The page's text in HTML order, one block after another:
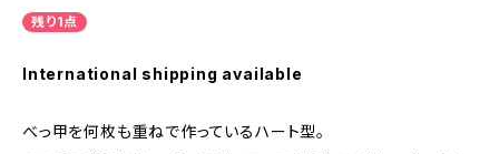
残り1点
International shipping available
べっ甲を何枚も重ねで作っているハート型。